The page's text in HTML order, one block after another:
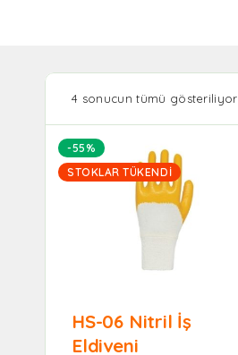
4 sonucun tümü gösteriliyor
-55%
STOKLAR TÜKENDI
HS-06 Nitril İş
Eldiveni